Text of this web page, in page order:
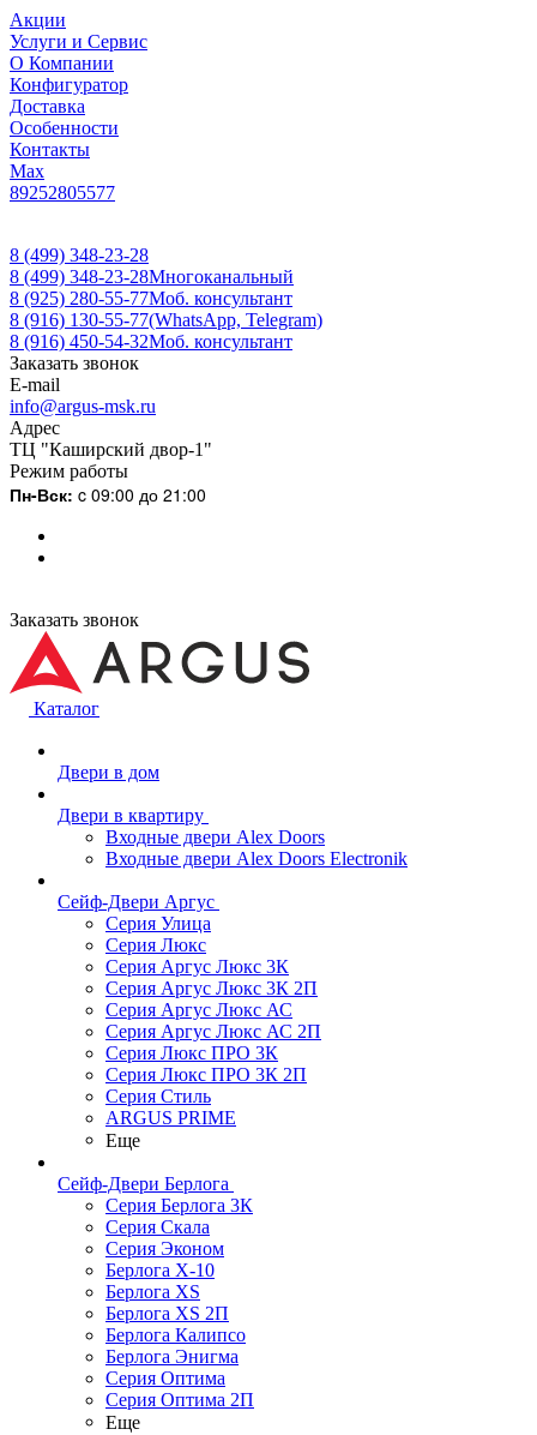
Акции
Услуги и Сервис
О Компании
Конфигуратор
Доставка
Особенности
Контакты
Max
89252805577
8 (499) 348-23-28
8 (499) 348-23-28Многоканальный
8 (925) 280-55-77Моб. консультант
8 (916) 130-55-77(WhatsApp, Telegram)
8 (916) 450-54-32Моб. консультант
Заказать звонок
E-mail
info@argus-msk.ru
Адрес
ТЦ "Каширский двор-1"
Режим работы
Пн-Вск: c 09:00 до 21:00
Заказать звонок
Каталог
Двери в дом
Двери в квартиру
Входные двери Alex Doors
Входные двери Alex Doors Electronik
Сейф-Двери Аргус
Серия Улица
Серия Люкс
Серия Аргус Люкс 3К
Серия Аргус Люкс 3К 2П
Серия Аргус Люкс АС
Серия Аргус Люкс АС 2П
Серия Люкс ПРО 3К
Серия Люкс ПРО 3К 2П
Серия Стиль
ARGUS PRIME
Еще
Сейф-Двери Берлога
Серия Берлога 3К
Серия Скала
Серия Эконом
Берлога X-10
Берлога XS
Берлога XS 2П
Берлога Калипсо
Берлога Энигма
Серия Оптима
Серия Оптима 2П
Еще